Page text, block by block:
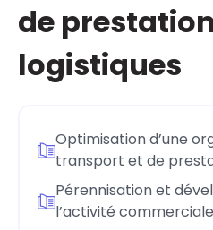
de
logistiques
Optimisation d’une
transport et de
Pérennisation et
l’activité commerciale